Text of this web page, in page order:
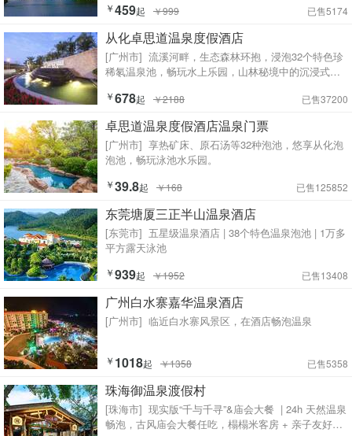
￥459起 ￥999 已售5174
从化卓思道温泉度假酒店
[广州市]
稀氡温泉池，畅玩水上乐园，山林秘境中的沉浸式温
￥678起 ￥2188 已售37200
卓思道温泉度假酒店温泉门票
[广州市]
泡池，畅玩泳池水乐园。
￥39.8起 ￥168 已售125852
东莞塘厦三正半山温泉酒店
[东莞市]
平方露天泳池
￥939起 ￥1952 已售13408
广州白水寨嘉华温泉酒店
[广州市] 临近白水寨风景区，在酒店畅泡温泉
￥ 1018起 ￥1358 已售5358
珠海御温泉渡假村
[珠海市]
畅泡，古风庙会大餐任吃，榻榻米客房 + 亲子友好设